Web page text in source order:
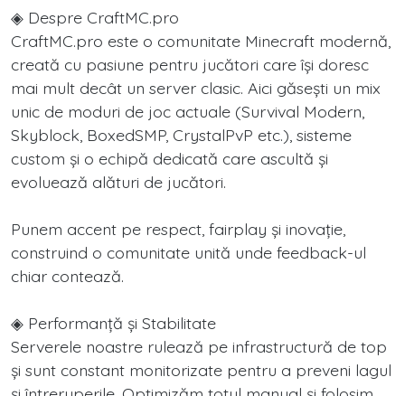
◈ Despre CraftMC.pro
CraftMC.pro este o comunitate Minecraft modernă,
creată cu pasiune pentru jucători care își doresc
mai mult decât un server clasic. Aici găsești un mix
unic de moduri de joc actuale (Survival Modern,
Skyblock, BoxedSMP, CrystalPvP etc.), sisteme
custom și o echipă dedicată care ascultă și
evoluează alături de jucători.
Punem accent pe respect, fairplay și inovație,
construind o comunitate unită unde feedback-ul
chiar contează.
◈ Performanță și Stabilitate
Serverele noastre rulează pe infrastructură de top
și sunt constant monitorizate pentru a preveni lagul